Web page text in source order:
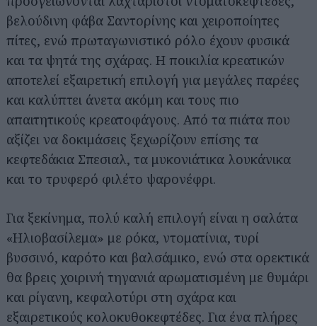
βελούδινη φάβα Σαντορίνης και χειροποίητες
πίτες, ενώ πρωταγωνιστικό ρόλο έχουν φυσικά
και τα ψητά της σχάρας. Η ποικιλία κρεατικών
αποτελεί εξαιρετική επιλογή για μεγάλες παρέες
και καλύπτει άνετα ακόμη και τους πιο
απαιτητικούς κρεατοφάγους. Από τα πιάτα που
αξίζει να δοκιμάσεις ξεχωρίζουν επίσης τα
κεφτεδάκια Σπεσιαλ, τα μυκονιάτικα λουκάνικα
και το τρυφερό φιλέτο ψαρονέφρι.
Για ξεκίνημα, πολύ καλή επιλογή είναι η σαλάτα
«Ηλιοβασίλεμα» με ρόκα, ντοματίνια, τυρί
βυσσινό, καρότο και βαλσάμικο, ενώ στα ορεκτικά
θα βρεις χοιρινή τηγανιά αρωματισμένη με θυμάρι
και ρίγανη, κεφαλοτύρι στη σχάρα και
εξαιρετικούς κολοκυθοκεφτέδες. Για ένα πλήρες